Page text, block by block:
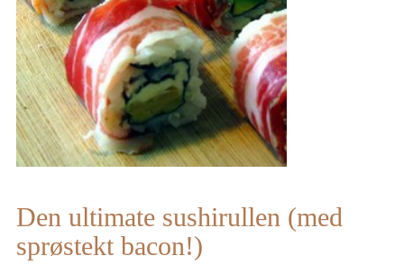
Den ultimate sushirullen (med
sprøstekt bacon!)